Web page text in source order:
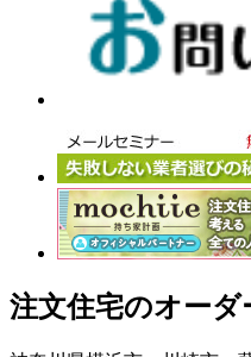
注文住宅のオー